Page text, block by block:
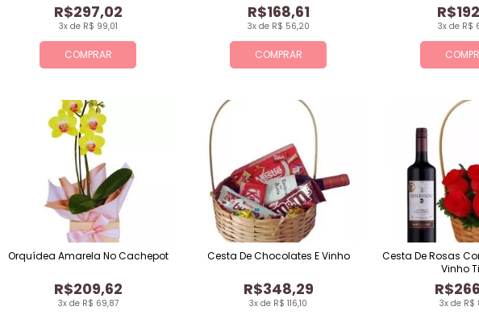
COMPRAR
3x de R$ 99,01
R$297,02
COMPRAR
3x de R$ 56,20
R$168,61
3x de R$
3x de R$ 69,87
R$209,62
Orquídea Amarela No Cachepot
3x de R$ 116,10
R$348,29
Cesta De Chocolates E Vinho
3x de R$
Cesta De Rosas
Vinho